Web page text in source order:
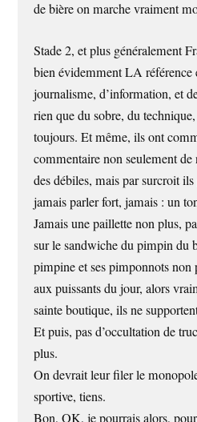
de bière on marche vraiment
Stade 2, et plus généralement
bien évidemment LA référence
journalisme, d’information, et
rien que du sobre, du
toujours. Et même, ils ont
commentaire non seulement
des débiles, mais par surcroit
jamais parler fort, jamais : un
Jamais une paillette non plus,
sur le sandwiche du pimpin du
pimpine et ses pimponnots non
aux puissants du jour, alors
sainte boutique, ils ne
Et puis, pas d’occultation de
plus.
On devrait leur filer le
sportive, tiens.
Bon, OK, je pourrais alors,